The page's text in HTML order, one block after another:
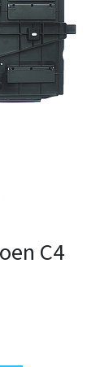
C4